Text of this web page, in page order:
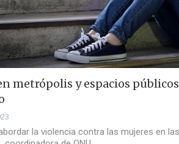
metrópolis y espacios
la violencia contra las mujeres en